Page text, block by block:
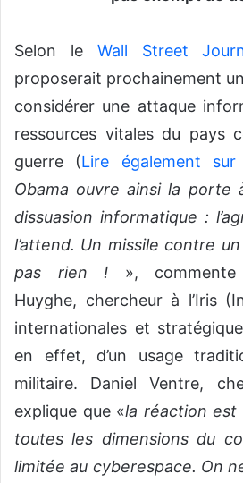
o
u
i
e
l
Selon le Wall Street
proposerait prochainement
considérer une attaque
ressources vitales du pays
guerre (Lire également sur
Obama ouvre ainsi la porte
dissuasion informatique :
l’attend. Un missile contre
pas rien ! », commente
Huyghe, chercheur à l’Iris
internationales et
en effet, d’un usage
militaire. Daniel Ventre,
explique que «la réaction est
toutes les dimensions du
limitée au cyberespace. On